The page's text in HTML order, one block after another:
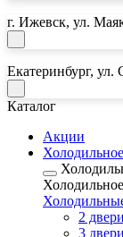
г. Ижевск, ул.
Почта:
horeca18@mail.ru
Екатеринбург,
Каталог
Акции
2 двери
3 двери